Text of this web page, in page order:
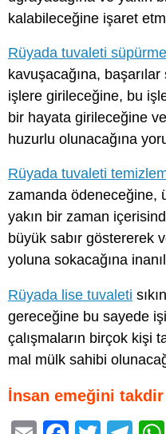
kalabileceğine işaret
Rüyada tuvaleti
kavuşacağına,
işlere girileceğine, bu
bir hayata girileceğine
huzurlu olunacağına
Rüyada tuvaleti
zamanda ödeneceğine,
yakın bir zaman
büyük sabır göstererek
yoluna sokacağına
Rüyada lise tuvaleti
gereceğine bu sayede
çalışmaların birçok kişi
mal mülk sahibi
İnsan emeğini takdir